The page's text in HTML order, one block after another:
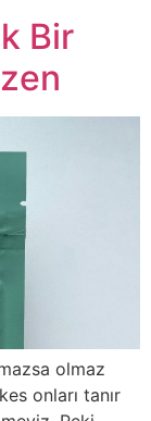
Bir
olmaz
onları tanır